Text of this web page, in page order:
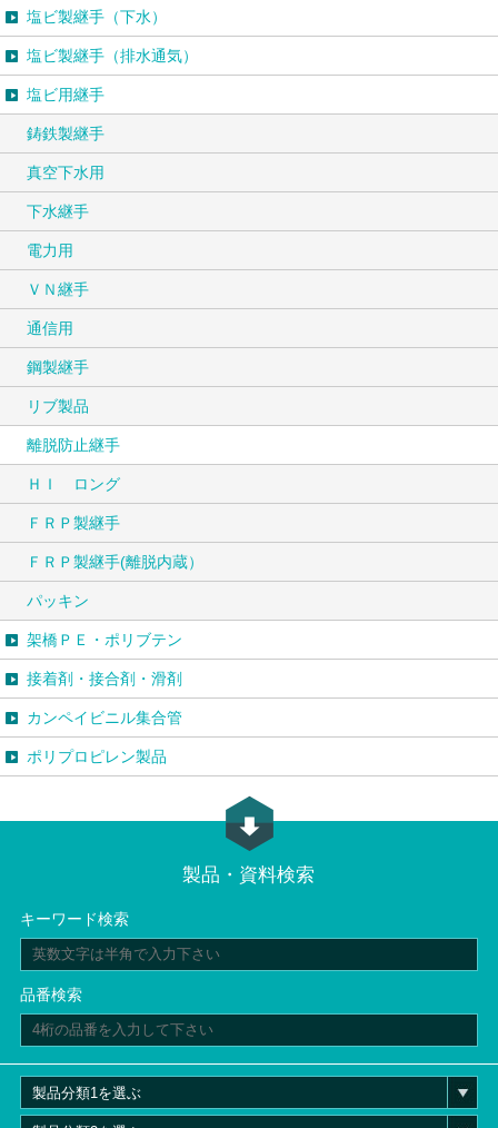
塩ビ製継手（下水）
塩ビ製継手（排水通気）
塩ビ用継手
鋳鉄製継手
真空下水用
下水継手
電力用
ＶＮ継手
通信用
鋼製継手
リブ製品
離脱防止継手
ＨＩ ロング
ＦＲＰ製継手
ＦＲＰ製継手(離脱内蔵）
パッキン
架橋ＰＥ・ポリブテン
接着剤・接合剤・滑剤
カンペイビニル集合管
ポリプロピレン製品
製品・資料検索
キーワード検索
品番検索